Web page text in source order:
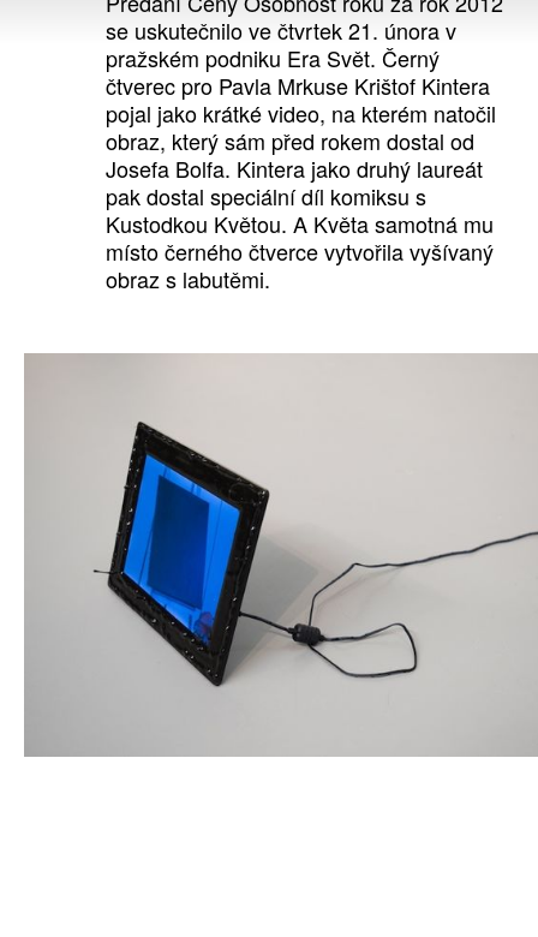
se uskutečnilo ve čtvrtek 21. února v
pražském podniku Era Svět. Černý
čtverec pro Pavla Mrkuse Krištof Kintera
pojal jako krátké video, na kterém natočil
obraz, který sám před rokem dostal od
Josefa Bolfa. Kintera jako druhý laureát
pak dostal speciální díl komiksu s
Kustodkou Květou. A Květa samotná mu
místo černého čtverce vytvořila vyšívaný
obraz s labutěmi.